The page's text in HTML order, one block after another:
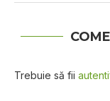
Trebuie să fii